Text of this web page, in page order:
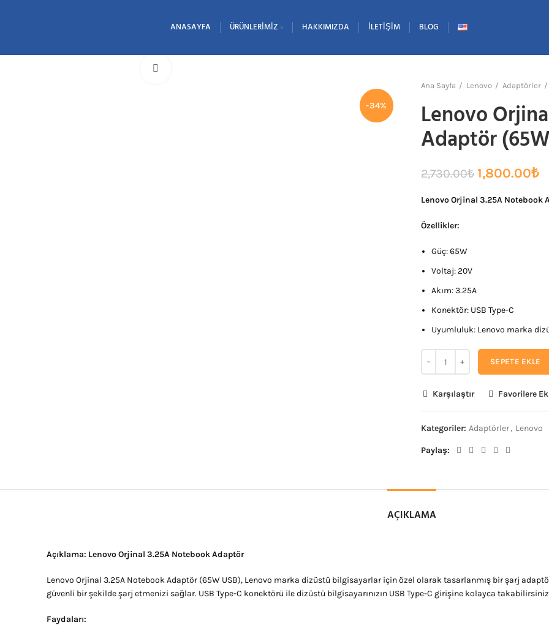
ANASAYFA ÜRÜNLERIMIZ HAKKIMIZDA İLETIŞIM BLOG
-34%
Ana Sayfa
Lenovo Adaptörler
Lenovo
Adaptör
2,730.00₺ Orijinal
2,730.00₺.
1,800.00₺Şu
Lenovo Orjinal 3.25A Notebook
Özellikler:
Güç: 65W
Voltaj: 20V
Akım: 3.25A
Konektör: USB Type-C
Uyumluluk: Lenovo marka
SEPETE EKLE
Karşılaştır Favorilere
Kategoriler: Adaptörler, Lenovo
Paylaş
AÇIKLAMA
Açıklama: Lenovo Orjinal 3.25A Notebook Adaptör
Lenovo Orjinal 3.25A Notebook Adaptör (65W USB), Lenovo marka dizüstü bilgisayarlar için özel olarak tasarlanmış bir şarj
güvenli bir şekilde şarj etmenizi sağlar. USB Type-C konektörü ile dizüstü bilgisayarınızın USB Type-C girişine kolayca
Faydaları: